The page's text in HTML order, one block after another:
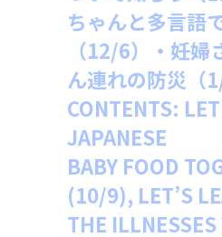
ちゃんと多言語
（12/6）・妊婦
ん連れの防災（
CONTENTS:
JAPANESE
BABY FOOD
(10/9), LET’S
THE